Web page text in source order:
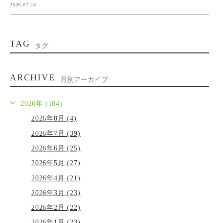
2026.07.28
TAG タグ
ARCHIVE 月別アーカイブ
2026年 (184)
2026年8月 (4)
2026年7月 (39)
2026年6月 (25)
2026年5月 (27)
2026年4月 (21)
2026年3月 (23)
2026年2月 (22)